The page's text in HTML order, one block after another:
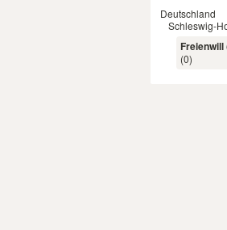
Deutschland
Schleswig-
Freienwill
(0)